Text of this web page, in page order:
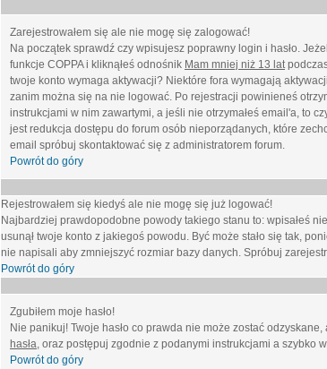
Zarejestrowałem się ale nie mogę się zalogować!
Na początek sprawdź czy wpisujesz poprawny login i hasło.
funkcje COPPA i kliknąłeś odnośnik Mam mniej niż 13 lat
twoje konto wymaga aktywacji? Niektóre fora wymagają
zanim można się na nie logować. Po rejestracji powinieneś
instrukcjami w nim zawartymi, a jeśli nie otrzymałeś email'a, to
jest redukcja dostępu do forum osób nieporządanych, które
email spróbuj skontaktować się z administratorem forum.
Powrót do góry
Rejestrowałem się kiedyś ale nie mogę się już logować!
Najbardziej prawdopodobne powody takiego stanu to: wpisałeś
usunął twoje konto z jakiegoś powodu. Być może stało się tak,
nie napisali aby zmniejszyć rozmiar bazy danych. Spróbuj
Powrót do góry
Zgubiłem moje hasło!
Nie panikuj! Twoje hasło co prawda nie może zostać
hasła, oraz postępuj zgodnie z podanymi instrukcjami a szybko
Powrót do góry